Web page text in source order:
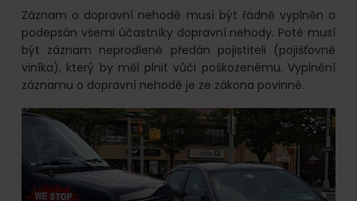
Záznam o dopravní nehodě musí být řádně vyplněn a
podepsán všemi účastníky dopravní nehody. Poté musí
být záznam neprodleně předán pojistiteli (pojišťovně
viníka), který by měl plnit vůči poškozenému. Vyplnění
záznamu o dopravní nehodě je ze zákona povinné.